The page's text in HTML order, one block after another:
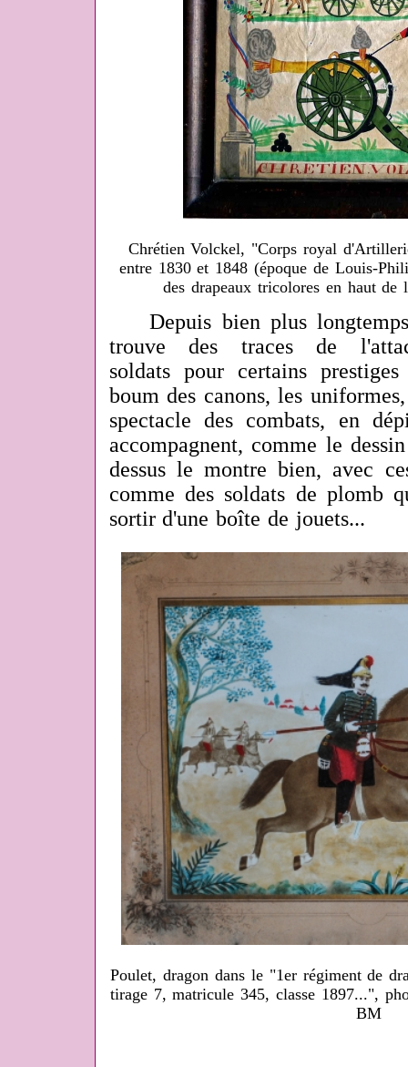
Chrétien Volckel, "Corps royal
entre 1830 et 1848 (époque de Louis-
des drapeaux tricolores en haut
Depuis bien plus
trouve des traces de
soldats pour certains
boum des canons, les
spectacle des combats, en
accompagnent, comme le
dessus le montre bien, avec
comme des soldats de plomb
sortir d'une boîte de jouets...
Poulet, dragon dans le "1er régiment de
tirage 7, matricule 345, classe 1897...",
BM